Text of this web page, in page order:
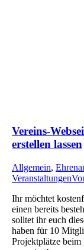
Vereins-
erstellen lassen
Allgemein,
Veranstaltungen
Ihr möchtet
einen bereits
solltet ihr euch
haben für 10
Projektplätze